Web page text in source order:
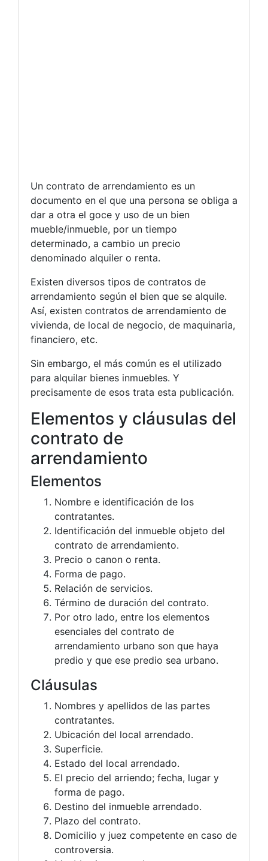
Un contrato de arrendamiento es un
documento en el que una persona se obliga a
dar a otra el goce y uso de un bien
mueble/inmueble, por un tiempo
determinado, a cambio un precio
denominado alquiler o renta.
Existen diversos tipos de contratos de
arrendamiento según el bien que se alquile.
Así, existen contratos de arrendamiento de
vivienda, de local de negocio, de maquinaria,
financiero, etc.
Sin embargo, el más común es el utilizado
para alquilar bienes inmuebles. Y
precisamente de esos trata esta publicación.
Elementos y cláusulas del
contrato de
arrendamiento
Elementos
Nombre e identificación de los
contratantes.
Identificación del inmueble objeto del
contrato de arrendamiento.
Precio o canon o renta.
Forma de pago.
Relación de servicios.
Término de duración del contrato.
Por otro lado, entre los elementos
esenciales del contrato de
arrendamiento urbano son que haya
predio y que ese predio sea urbano.
Cláusulas
Nombres y apellidos de las partes
contratantes.
Ubicación del local arrendado.
Superficie.
Estado del local arrendado.
El precio del arriendo; fecha, lugar y
forma de pago.
Destino del inmueble arrendado.
Plazo del contrato.
Domicilio y juez competente en caso de
controversia.